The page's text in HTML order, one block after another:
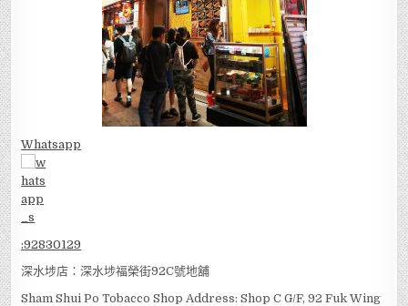
Whatsapp
:92830129
深水埗店：深水埗福榮街92C號地舖
Sham Shui Po Tobacco Shop Address: Shop C G/F, 92 Fuk Wing